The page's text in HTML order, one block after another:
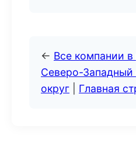
← Все компании в
Северо-
округ
Главная